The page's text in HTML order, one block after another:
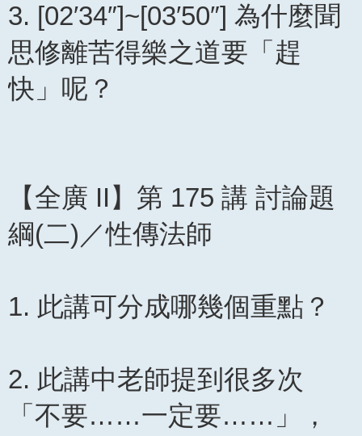
3. [02′34″]~[03′50″] 為什麼聞
思修離苦得樂之道要「趕
快」呢？
【全廣 II】第 175 講 討論題
綱(二)／性傳法師
1. 此講可分成哪幾個重點？
2. 此講中老師提到很多次
「不要……一定要……」，